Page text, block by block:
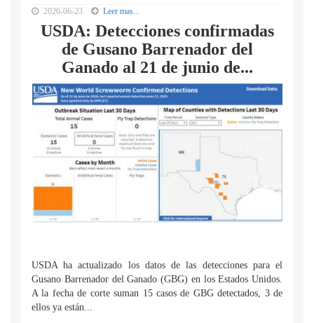
2026-06-23 Leer mas...
USDA: Detecciones confirmadas
de Gusano Barrenador del
Ganado al 21 de junio de...
USDA ha actualizado los datos de las detecciones para el
Gusano Barrenador del Ganado (GBG) en los Estados Unidos.
A la fecha de corte suman 15 casos de GBG detectados, 3 de
ellos ya están...